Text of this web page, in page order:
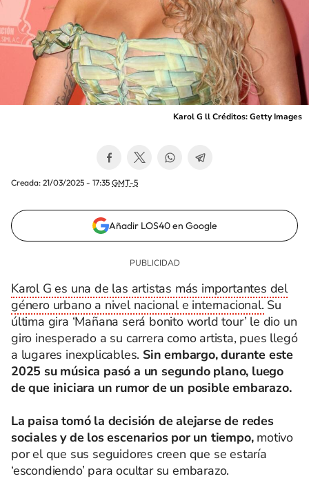
Karol G ll Créditos: Getty Images
Creada: 21/03/2025 - 17:35 GMT-5
Añadir LOS40 en Google
Karol G es una de las artistas más importantes del
género urbano a nivel nacional e internacional. Su
última gira ‘Mañana será bonito world tour’ le dio un
giro inesperado a su carrera como artista, pues llegó
a lugares inexplicables. Sin embargo, durante este
2025 su música pasó a un segundo plano, luego
de que iniciara un rumor de un posible embarazo.
La paisa tomó la decisión de alejarse de redes
sociales y de los escenarios por un tiempo,motivo
por el que sus seguidores creen que se estaría
‘escondiendo’ para ocultar su embarazo.